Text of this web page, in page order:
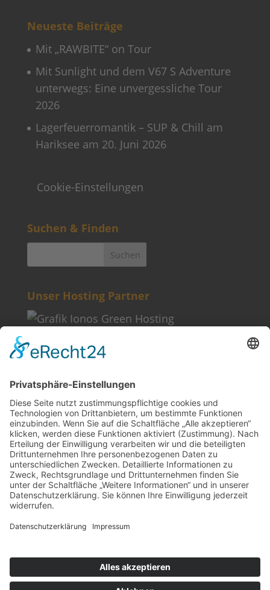
Neueste Beiträge
Mit „RAWBITE“ on Tour
Mit Sunlight und dem V67 S Adventure
unterwegs: Eine unvergessliche Tour
2026
Lagerfeuerromantik – SUP & Chill am
Hariksee am 20. Juni 2026
Cookie-Einstellungen
Suchen & Finden
Unser Hosting Partner
Weitere Informationen
Kontakt
Newsletter
FAQ
Schlagworte
Datenschutz
Impressum